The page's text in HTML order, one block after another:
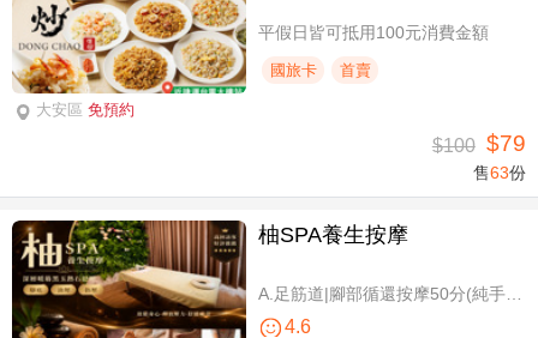
大安區 免預約
平假日皆可抵用100元消費金額
國旅卡 首賣
$100 $79
售63份
柚SPA養生按摩
A.足筋道|腳部循還按摩50分(純手技40分) / B.五感按摩全身舒壓(指/油壓 二選一)70分(純手技70分) / C.深層暖筋|黑玉熱石全身舒壓70分(手技60分)
4.6